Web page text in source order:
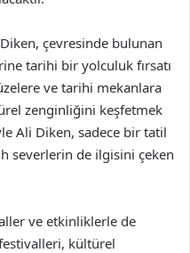
çevresinde bulunan
tarihi bir yolculuk fırsatı
ve tarihi mekanlara
zenginliğini keşfetmek
Ali Diken, sadece bir tatil
severlerin de ilgisini çeken
ve etkinliklerle de
festivalleri, kültürel